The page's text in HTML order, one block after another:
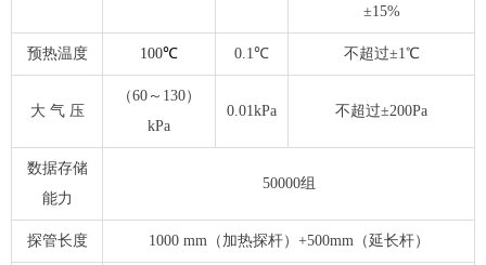
±15%
预热温度 100℃ 0.1℃ 不超过±1℃
大 气 压
（60～130）
kPa
0.01kPa 不超过±200Pa
数据存储
能力
50000组
探管长度 1000 mm（加热探杆）+500mm（延长杆）